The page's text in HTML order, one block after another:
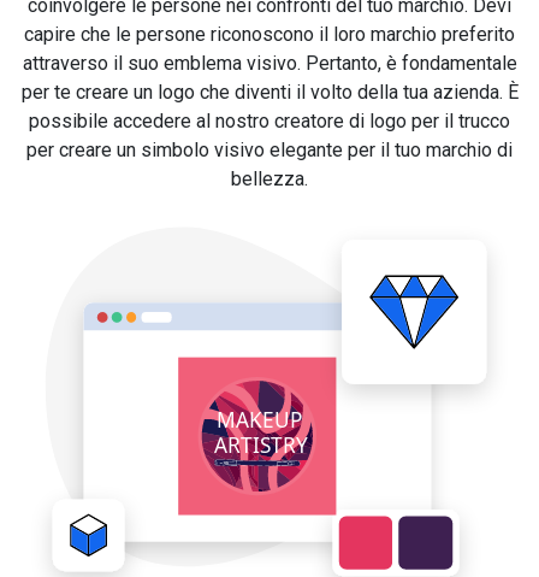
coinvolgere le persone nei confronti del tuo marchio. Devi
capire che le persone riconoscono il loro marchio preferito
attraverso il suo emblema visivo. Pertanto, è fondamentale
per te creare un logo che diventi il volto della tua azienda. È
possibile accedere al nostro creatore di logo per il trucco
per creare un simbolo visivo elegante per il tuo marchio di
bellezza.